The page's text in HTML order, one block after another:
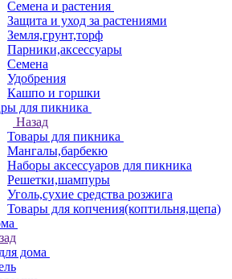
Семена и растения
Защита и уход за растениями
Земля,грунт,торф
Парники,аксессуары
Семена
Удобрения
Кашпо и горшки
для пикника
Назад
Товары для пикника
Мангалы,барбекю
Наборы аксессуаров для пикника
Решетки,шампуры
Уголь,сухие средства розжига
Товары для копчения(коптильня,щепа)
дома